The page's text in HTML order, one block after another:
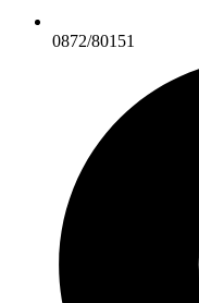
0872/80151